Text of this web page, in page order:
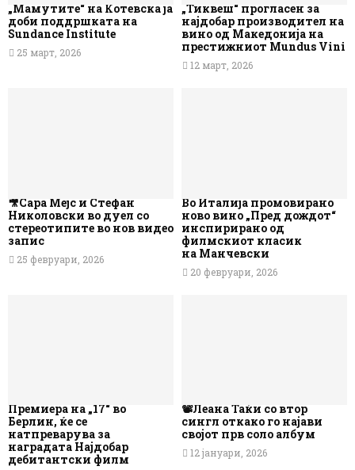
„Мамутите“ на Котевска ја
доби поддршката на
Sundance Institute
25 март, 2026
„Тиквеш“ прогласен за
најдобар производител на
вино од Македонија на
престижниот Mundus Vini
12 март, 2026
🎥Сара Мејс и Стефан
Николовски во дуел со
стереотипите во нов видео
запис
25 февруари, 2026
Во Италија промовирано
ново вино „Пред дождот“
инспирирано од
филмскиот класик
на Манчевски
20 февруари, 2026
Премиера на „17“ во
Берлин, ќе се
натпреварува за
наградата Најдобар
дебитантски филм
📽️Леана Таќи со втор
сингл откако го најави
својот прв соло албум
12 јануари, 2026